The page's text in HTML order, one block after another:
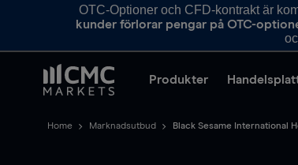
OTC-Optioner och CFD-kontrakt är
kunder förlorar pengar på OTC-
Produkter
Home Marknadsutbud Black Sesame International